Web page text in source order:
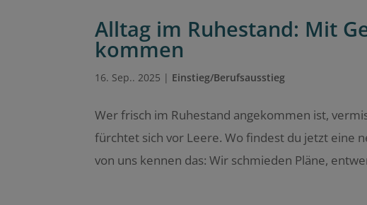
Alltag im Ruhestand: Mit
kommen
16. Sep.. 2025 | Einstieg/Berufsausstieg
Wer frisch im Ruhestand angekommen ist,
fürchtet sich vor Leere. Wo findest du jetzt eine
von uns kennen das: Wir schmieden Pläne,